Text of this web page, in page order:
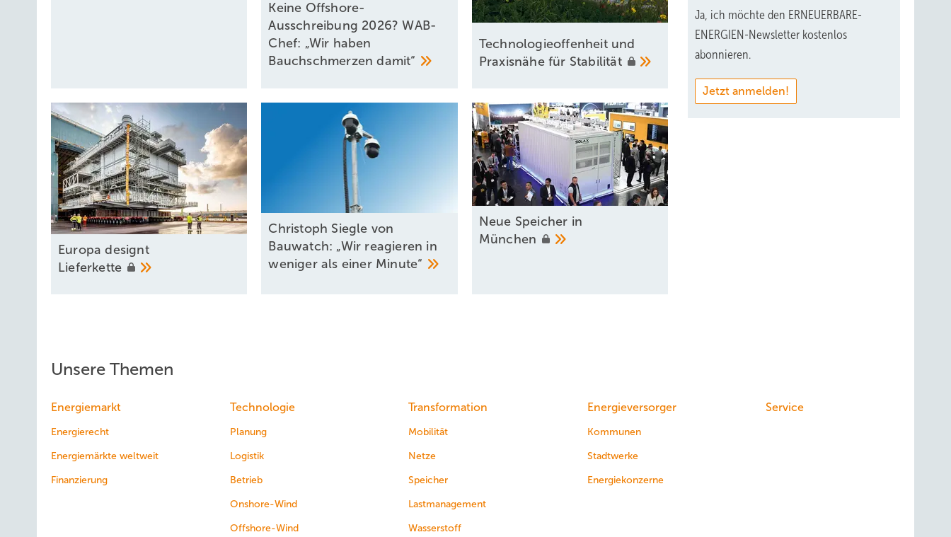
Keine Offshore-
Ausschreibung 2026? WAB-
Chef: „Wir haben
Bauchschmerzendamit“
Technologieoffenheit und
Praxisnähe für Stabilität
Europa designt
Lieferkette
Christoph Siegle von
Bauwatch: „Wir reagieren in
weniger als einer Minute“
Neue Speicher in
München
Ja, ich möchte den ERNEUERBARE-
ENERGIEN-Newsletter kostenlos
abonnieren.
Jetzt anmelden!
Unsere Themen
Energiemarkt
Energierecht
Energiemärkte weltweit
Finanzierung
Technologie
Planung
Logistik
Betrieb
Onshore-Wind
Offshore-Wind
Transformation
Mobilität
Netze
Speicher
Lastmanagement
Wasserstoff
Energieversorger
Kommunen
Stadtwerke
Energiekonzerne
Service